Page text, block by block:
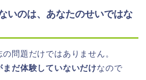
いのは、あなたのせいではな
問題だけではありません。
まだ体験していないだけなので